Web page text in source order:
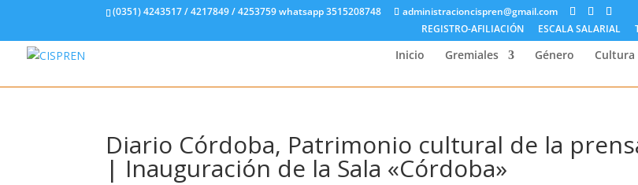
(0351) 4243517 / 4217849 / 4253759 whatsapp 3515208748
administracioncispren@gmail.com
REGISTRO-AFILIACIÓN
ESCALA SALARIAL
Inicio Gremiales Género Cultura
Diario Córdoba, Patrimonio cultural de la
| Inauguración de la Sala «Córdoba»